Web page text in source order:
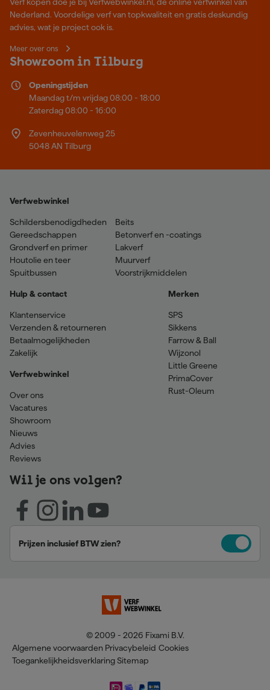
Nederland. Voordelige verf van topkwaliteit en gratis deskundig
advies, wat je project ook is.
Meer over ons
Showroom in Tilburg
Openingstijden
Maandag t/m vrijdag 08:00 - 18:00
Zaterdag 08:00 - 16:00
Zevenheuvelenweg 25
5048 AN Tilburg
Verfwebwinkel
Schildersbenodigdheden
Gereedschappen
Grondverf en primer
Houtolie en teer
Spuitbussen
Beits
Betonverf en -coatings
Lakverf
Muurverf
Voorstrijkmiddelen
Hulp & contact
Klantenservice
Verzenden & retourneren
Betaalmogelijkheden
Zakelijk
Verfwebwinkel
Over ons
Vacatures
Showroom
Nieuws
Advies
Reviews
Merken
SPS
Sikkens
Farrow & Ball
Wijzonol
Little Greene
PrimaCover
Rust-Oleum
Wil je ons volgen?
Prijzen inclusief BTW zien?
© 2009 - 2026 Fixami B.V.
Algemene voorwaarden Privacybeleid Cookies
Toegankelijkheidsverklaring Sitemap